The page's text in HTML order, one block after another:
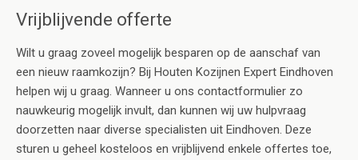
Vrijblijvende offerte
Wilt u graag zoveel mogelijk besparen op de aanschaf van
een nieuw raamkozijn? Bij Houten Kozijnen Expert Eindhoven
helpen wij u graag. Wanneer u ons contactformulier zo
nauwkeurig mogelijk invult, dan kunnen wij uw hulpvraag
doorzetten naar diverse specialisten uit Eindhoven. Deze
sturen u geheel kosteloos en vrijblijvend enkele offertes toe,